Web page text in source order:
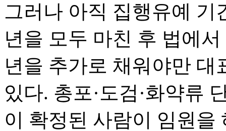
그러나 아직 집행유예 기
년을 모두 마친 후 법에
년을 추가로 채워야만
있다. 총포·도검·화약류
이 확정된 사람이 임원을